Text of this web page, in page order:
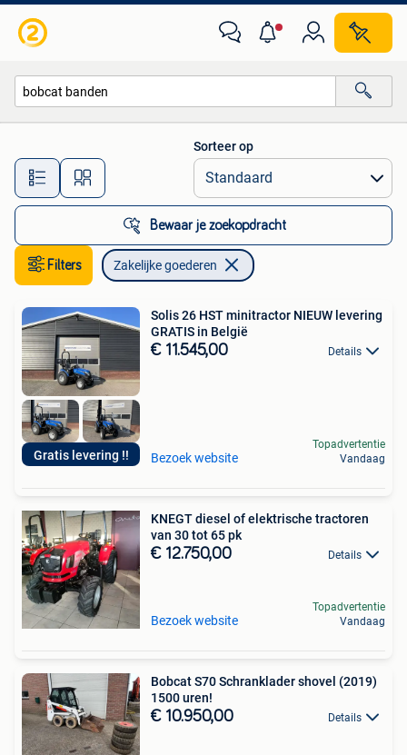
Alle afstanden…
Sorteer op
Bewaar je zoekopdracht
Filters Zakelijke goederen
Gratis levering !!
Solis 26 HST minitractor NIEUW levering
GRATIS in België
€ 11.545,00 Details
Bezoek website
Topadvertentie
Vandaag
KNEGT diesel of elektrische tractoren
van 30 tot 65 pk
€ 12.750,00 Details
Bezoek website
Topadvertentie
Vandaag
Bobcat S70 Schranklader shovel (2019)
1500 uren!
€ 10.950,00 Details